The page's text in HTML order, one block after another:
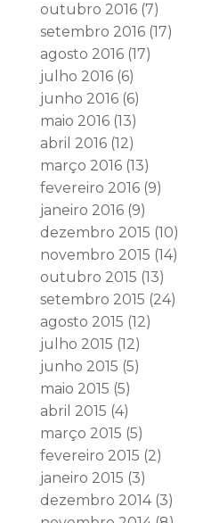
outubro 2016(7)
setembro 2016(17)
agosto 2016(17)
julho 2016(6)
junho 2016(6)
maio 2016(13)
abril 2016(12)
março 2016(13)
fevereiro 2016(9)
janeiro 2016(9)
dezembro 2015 (10)
novembro 2015 (14)
outubro 2015 (13)
setembro 2015 (24)
agosto 2015 (12)
julho 2015 (12)
junho 2015 (5)
maio 2015 (5)
abril 2015 (4)
março 2015 (5)
fevereiro 2015 (2)
janeiro 2015 (3)
dezembro 2014(3)